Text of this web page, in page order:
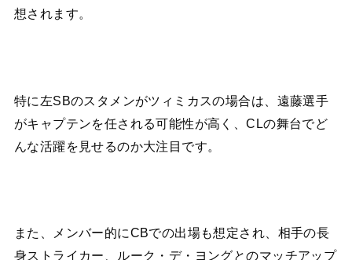
想されます。
特に左SBのスタメンがツィミカスの場合は、遠藤選手
がキャプテンを任される可能性が高く、CLの舞台でど
んな活躍を見せるのか大注目です。
また、メンバー的にCBでの出場も想定され、相手の長
身ストライカー、ルーク・デ・ヨングとのマッチアップ